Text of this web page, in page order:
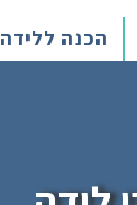
הכנה ללידה